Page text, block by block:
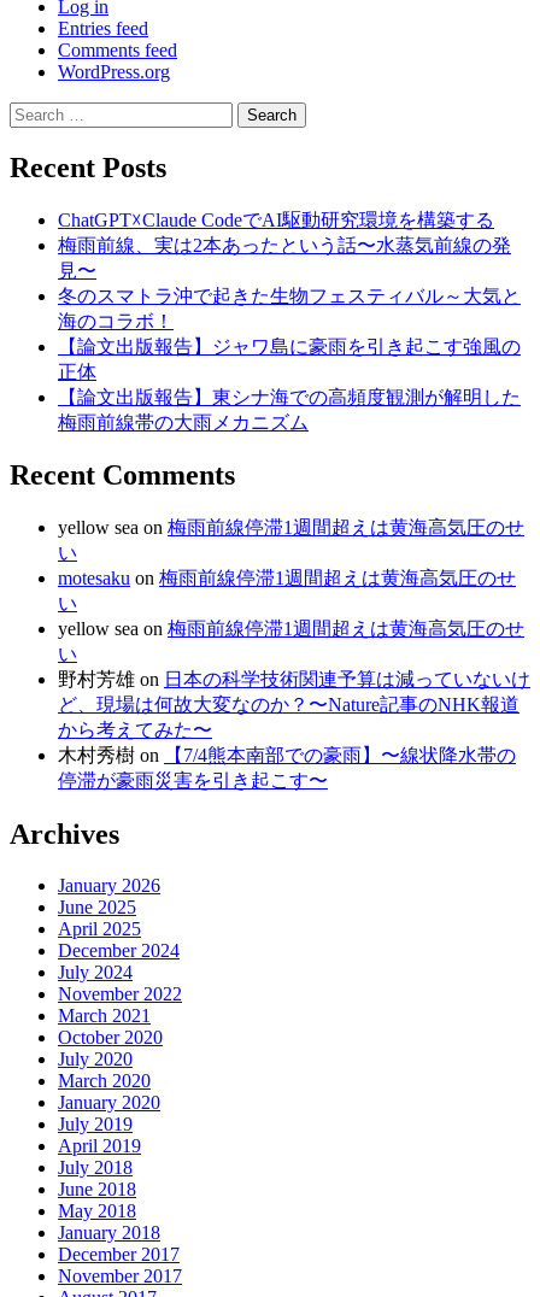
Log in
Entries feed
Comments feed
WordPress.org
Search
for:
Recent Posts
ChatGPT☓Claude CodeでAI駆動研究環境を構築する
梅雨前線、実は2本あったという話〜水蒸気前線の発
見〜
冬のスマトラ沖で起きた生物フェスティバル～大気と
海のコラボ！
【論文出版報告】ジャワ島に豪雨を引き起こす強風の
正体
【論文出版報告】東シナ海での高頻度観測が解明した
梅雨前線帯の大雨メカニズム
Recent Comments
yellow sea on 梅雨前線停滞1週間超えは黄海高気圧のせ
い
motesaku on 梅雨前線停滞1週間超えは黄海高気圧のせ
い
yellow sea on 梅雨前線停滞1週間超えは黄海高気圧のせ
い
野村芳雄 on 日本の科学技術関連予算は減っていないけ
ど、現場は何故大変なのか？〜Nature記事のNHK報道
から考えてみた〜
木村秀樹 on
【7/4熊本南部での豪雨】〜線状降水帯の
停滞が豪雨災害を引き起こす〜
Archives
January 2026
June 2025
April 2025
December 2024
July 2024
November 2022
March 2021
October 2020
July 2020
March 2020
January 2020
July 2019
April 2019
July 2018
June 2018
May 2018
January 2018
December 2017
November 2017